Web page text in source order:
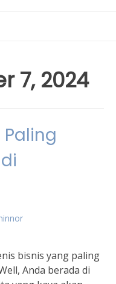
7, 2024
bisnis yang paling
Anda berada di